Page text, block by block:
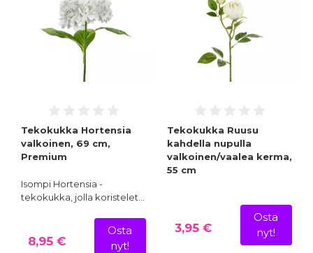
Tekokukka Hortensia
valkoinen, 69 cm,
Premium
Isompi Hortensia -
tekokukka, jolla koristelet…
8,95 €
Osta
nyt!
Tekokukka Ruusu
kahdella nupulla
valkoinen/vaalea kerma,
55 cm
3,95 €
Osta
nyt!